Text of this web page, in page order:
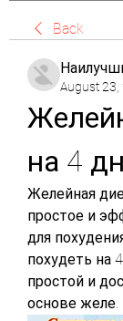
Back
August 23,
на 4
Желейная
простое и
для
похудеть на
простой и
основе желе.